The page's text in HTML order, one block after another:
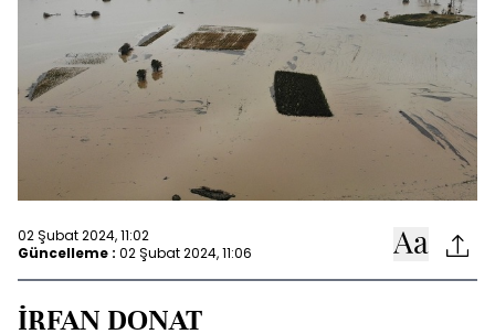
02 Şubat 2024, 11:02
Güncelleme : 02 Şubat 2024, 11:06
İRFAN DONAT